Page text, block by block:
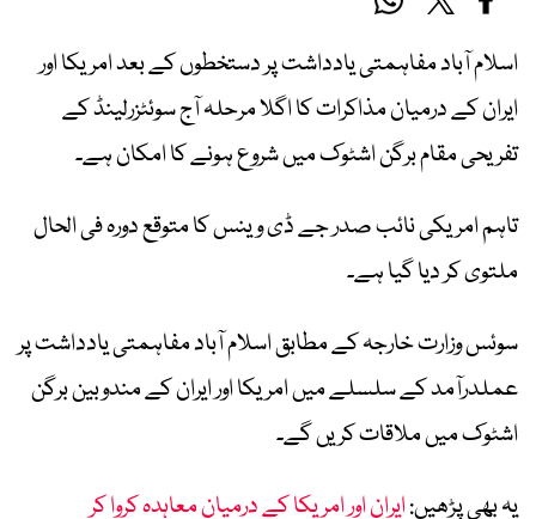
اسلام آباد مفاہمتی یادداشت پر دستخطوں کے بعد امریکا اور
ایران کے درمیان مذاکرات کا اگلا مرحلہ آج سوئٹزرلینڈ کے
تفریحی مقام برگن اشٹوک میں شروع ہونے کا امکان ہے۔
تاہم امریکی نائب صدر جے ڈی وینس کا متوقع دورہ فی الحال
ملتوی کر دیا گیا ہے۔
سوئس وزارت خارجہ کے مطابق اسلام آباد مفاہمتی یادداشت پر
عملدرآمد کے سلسلے میں امریکا اور ایران کے مندوبین برگن
اشٹوک میں ملاقات کریں گے۔
یہ بھی پڑھیں:ایران اور امریکا کے درمیان معاہدہ کروا کر